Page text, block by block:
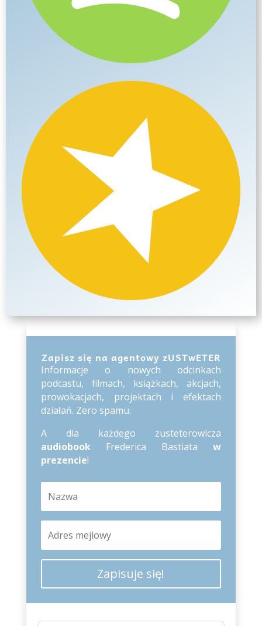
Zapisz się na agentowy zUSTwETER
Informacje o nowych odcinkach
podcastu, filmach, książkach, akcjach,
prowokacjach, projektach i efektach
działań. Zero spamu.
A dla każdego zusteterowicza
audiobookFrederica Bastiataw
prezencie!
Zapisuje się!